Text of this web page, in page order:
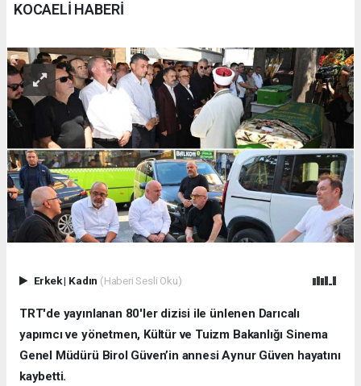
KOCAELİ HABERİ
Erkek| Kadın (Haberi Sesli Oku)
TRT'de yayınlanan 80'ler dizisi ile ünlenen Darıcalı
yapımcı ve yönetmen, Kültür ve Tuizm Bakanlığı Sinema
Genel Müdürü Birol Güven’in annesi Aynur Güven hayatını
kaybetti.